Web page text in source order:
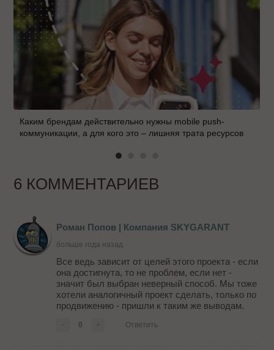
Каким брендам действительно нужны mobile push-
коммуникации, а для кого это – лишняя трата ресурсов
6 КОММЕНТАРИЕВ
Роман Попов | Компания SKYGARANT
больше года назад
Все ведь зависит от целей этого проекта - если
она достигнута, то не проблем, если нет -
значит был выбран неверный способ. Мы тоже
хотели аналогичный проект сделать, только по
продвижению - пришли к таким же выводам.
0 Ответить